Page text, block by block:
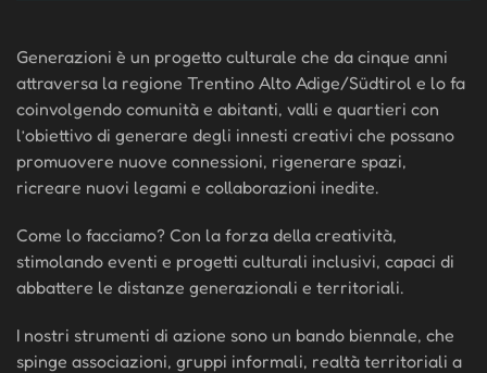
Generazioni è un progetto culturale che da cinque anni
attraversa la regione Trentino Alto Adige/Südtirol e lo fa
coinvolgendo comunità e abitanti, valli e quartieri con
l’obiettivo di generare degli innesti creativi che possano
promuovere nuove connessioni, rigenerare spazi,
ricreare nuovi legami e collaborazioni inedite.
Come lo facciamo? Con la forza della creatività,
stimolando eventi e progetti culturali inclusivi, capaci di
abbattere le distanze generazionali e territoriali.
I nostri strumenti di azione sono un bando biennale, che
spinge associazioni, gruppi informali, realtà territoriali a